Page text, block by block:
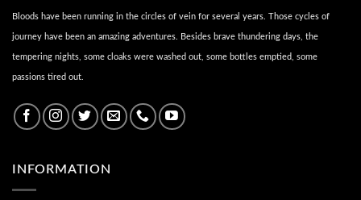
Bloods have been running in the circles of vein for several years. Those cycles of
journey have been an amazing adventures. Besides brave thundering days, the
tempering nights, some cloaks were washed out, some bottles emptied, some
passions tired out.
INFORMATION